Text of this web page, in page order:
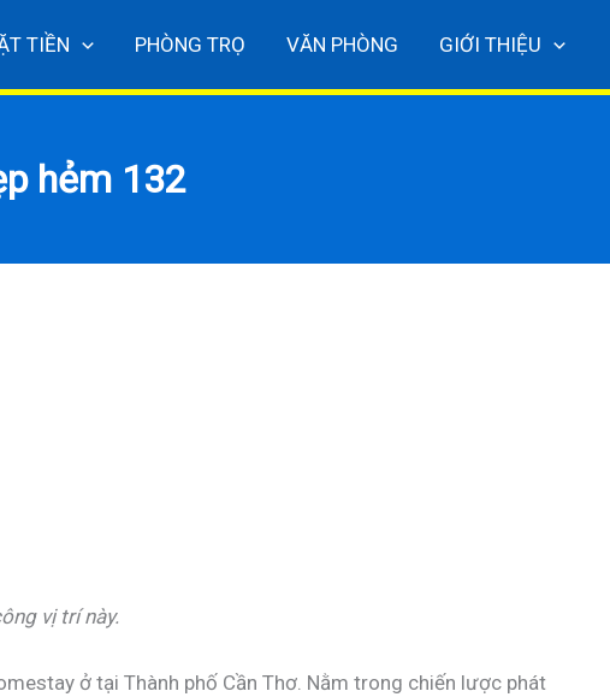
TIỀN PHÒNG TRỌ VĂN PHÒNG GIỚI THIỆU
hẻm 132
vị trí này.
ở tại Thành phố Cần Thơ. Nằm trong chiến lược phát